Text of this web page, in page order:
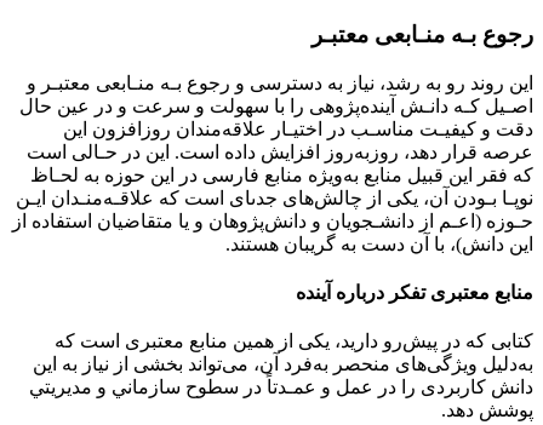
رﺟﻮع ﺑـﻪ ﻣﻨـﺎﺑﻌﻰ ﻣﻌﺘﺒـﺮ
اﻳﻦ روﻧﺪ رو ﺑﻪ رﺷﺪ، ﻧﻴﺎز ﺑﻪ دﺳﺘﺮﺳﻰ و رﺟﻮع ﺑـﻪ ﻣﻨـﺎﺑﻌﻰ ﻣﻌﺘﺒـﺮ و
اﺻـﻴﻞ ﻛـﻪ داﻧـﺶ آﻳﻨﺪهﭘﮋوﻫﻰ را ﺑﺎ ﺳﻬﻮﻟﺖ و ﺳﺮﻋﺖ و در ﻋﻴﻦ ﺣﺎل
دﻗﺖ و ﻛﻴﻔﻴـﺖ ﻣﻨﺎﺳـﺐ در اﺧﺘﻴـﺎر ﻋﻼﻗﻪﻣﻨﺪان روزاﻓﺰون اﻳﻦ
ﻋﺮﺻﻪ ﻗﺮار دﻫﺪ، روزﺑﻪروز اﻓﺰاﻳﺶ داده اﺳﺖ. اﻳﻦ در ﺣـﺎﻟﻰ اﺳﺖ
ﻛﻪ ﻓﻘﺮ اﻳﻦ ﻗﺒﻴﻞ ﻣﻨﺎﺑﻊ ﺑﻪوﻳﮋه ﻣﻨﺎﺑﻊ ﻓﺎرﺳﻰ در اﻳﻦ ﺣﻮزه ﺑﻪ ﻟﺤـﺎظ
ﻧﻮﭘـﺎ ﺑـﻮدن آن، ﻳﻜﻰ از ﭼﺎﻟﺶﻫﺎى ﺟﺪىاى اﺳﺖ ﻛﻪ ﻋﻼﻗـﻪﻣﻨـﺪان اﻳـﻦ
ﺣـﻮزه (اﻋـﻢ از داﻧﺸـﺠﻮﻳﺎن و داﻧﺶﭘﮋوﻫﺎن و ﻳﺎ ﻣﺘﻘﺎﺿﻴﺎن اﺳﺘﻔﺎده از
اﻳﻦ داﻧﺶ)، ﺑﺎ آن دﺳﺖ ﺑﻪ ﮔﺮﻳﺒﺎن ﻫﺴﺘﻨﺪ.
ﻣﻨﺎﺑﻊ ﻣﻌﺘﺒﺮى تفكر درباره آينده
ﻛﺘﺎﺑﻰ ﻛﻪ در ﭘﻴﺶرو دارﻳﺪ، ﻳﻜﻰ از ﻫﻤﻴﻦ ﻣﻨﺎﺑﻊ ﻣﻌﺘﺒﺮى اﺳﺖ ﻛﻪ
ﺑﻪدﻟﻴﻞ وﻳﮋﮔﻰﻫﺎى ﻣﻨﺤﺼﺮ ﺑﻪﻓﺮد آن، ﻣﻰﺗﻮاﻧﺪ ﺑﺨﺸﻰ از ﻧﻴﺎز ﺑﻪ اﻳﻦ
داﻧﺶ ﻛﺎرﺑﺮدى را در ﻋﻤﻞ و ﻋﻤـﺪﺗﺎً در سطوح سازماني و مديريتي
پوشش دهد.